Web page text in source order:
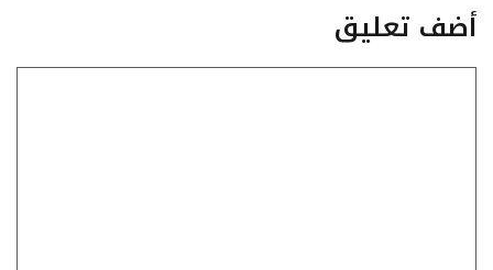
أضف تعليق